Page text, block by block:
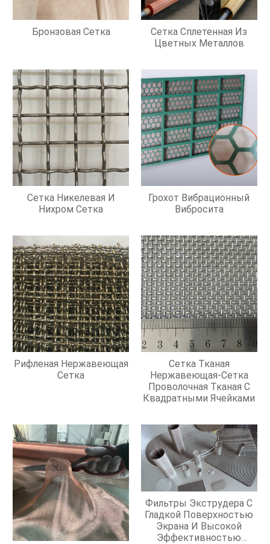
Бронзовая Сетка
Сетка Сплетенная Из
Цветных Металлов
Сетка Никелевая И
Нихром Сетка
Грохот Вибрационный
Вибросита
Рифленая Нержавеющая
Сетка
Сетка Тканая
Нержавеющая-Сетка
Проволочная Тканая С
Квадратными Ячейками
Фильтры Экструдера С
Гладкой Поверхностью
Экрана И Высокой
Эффективностью